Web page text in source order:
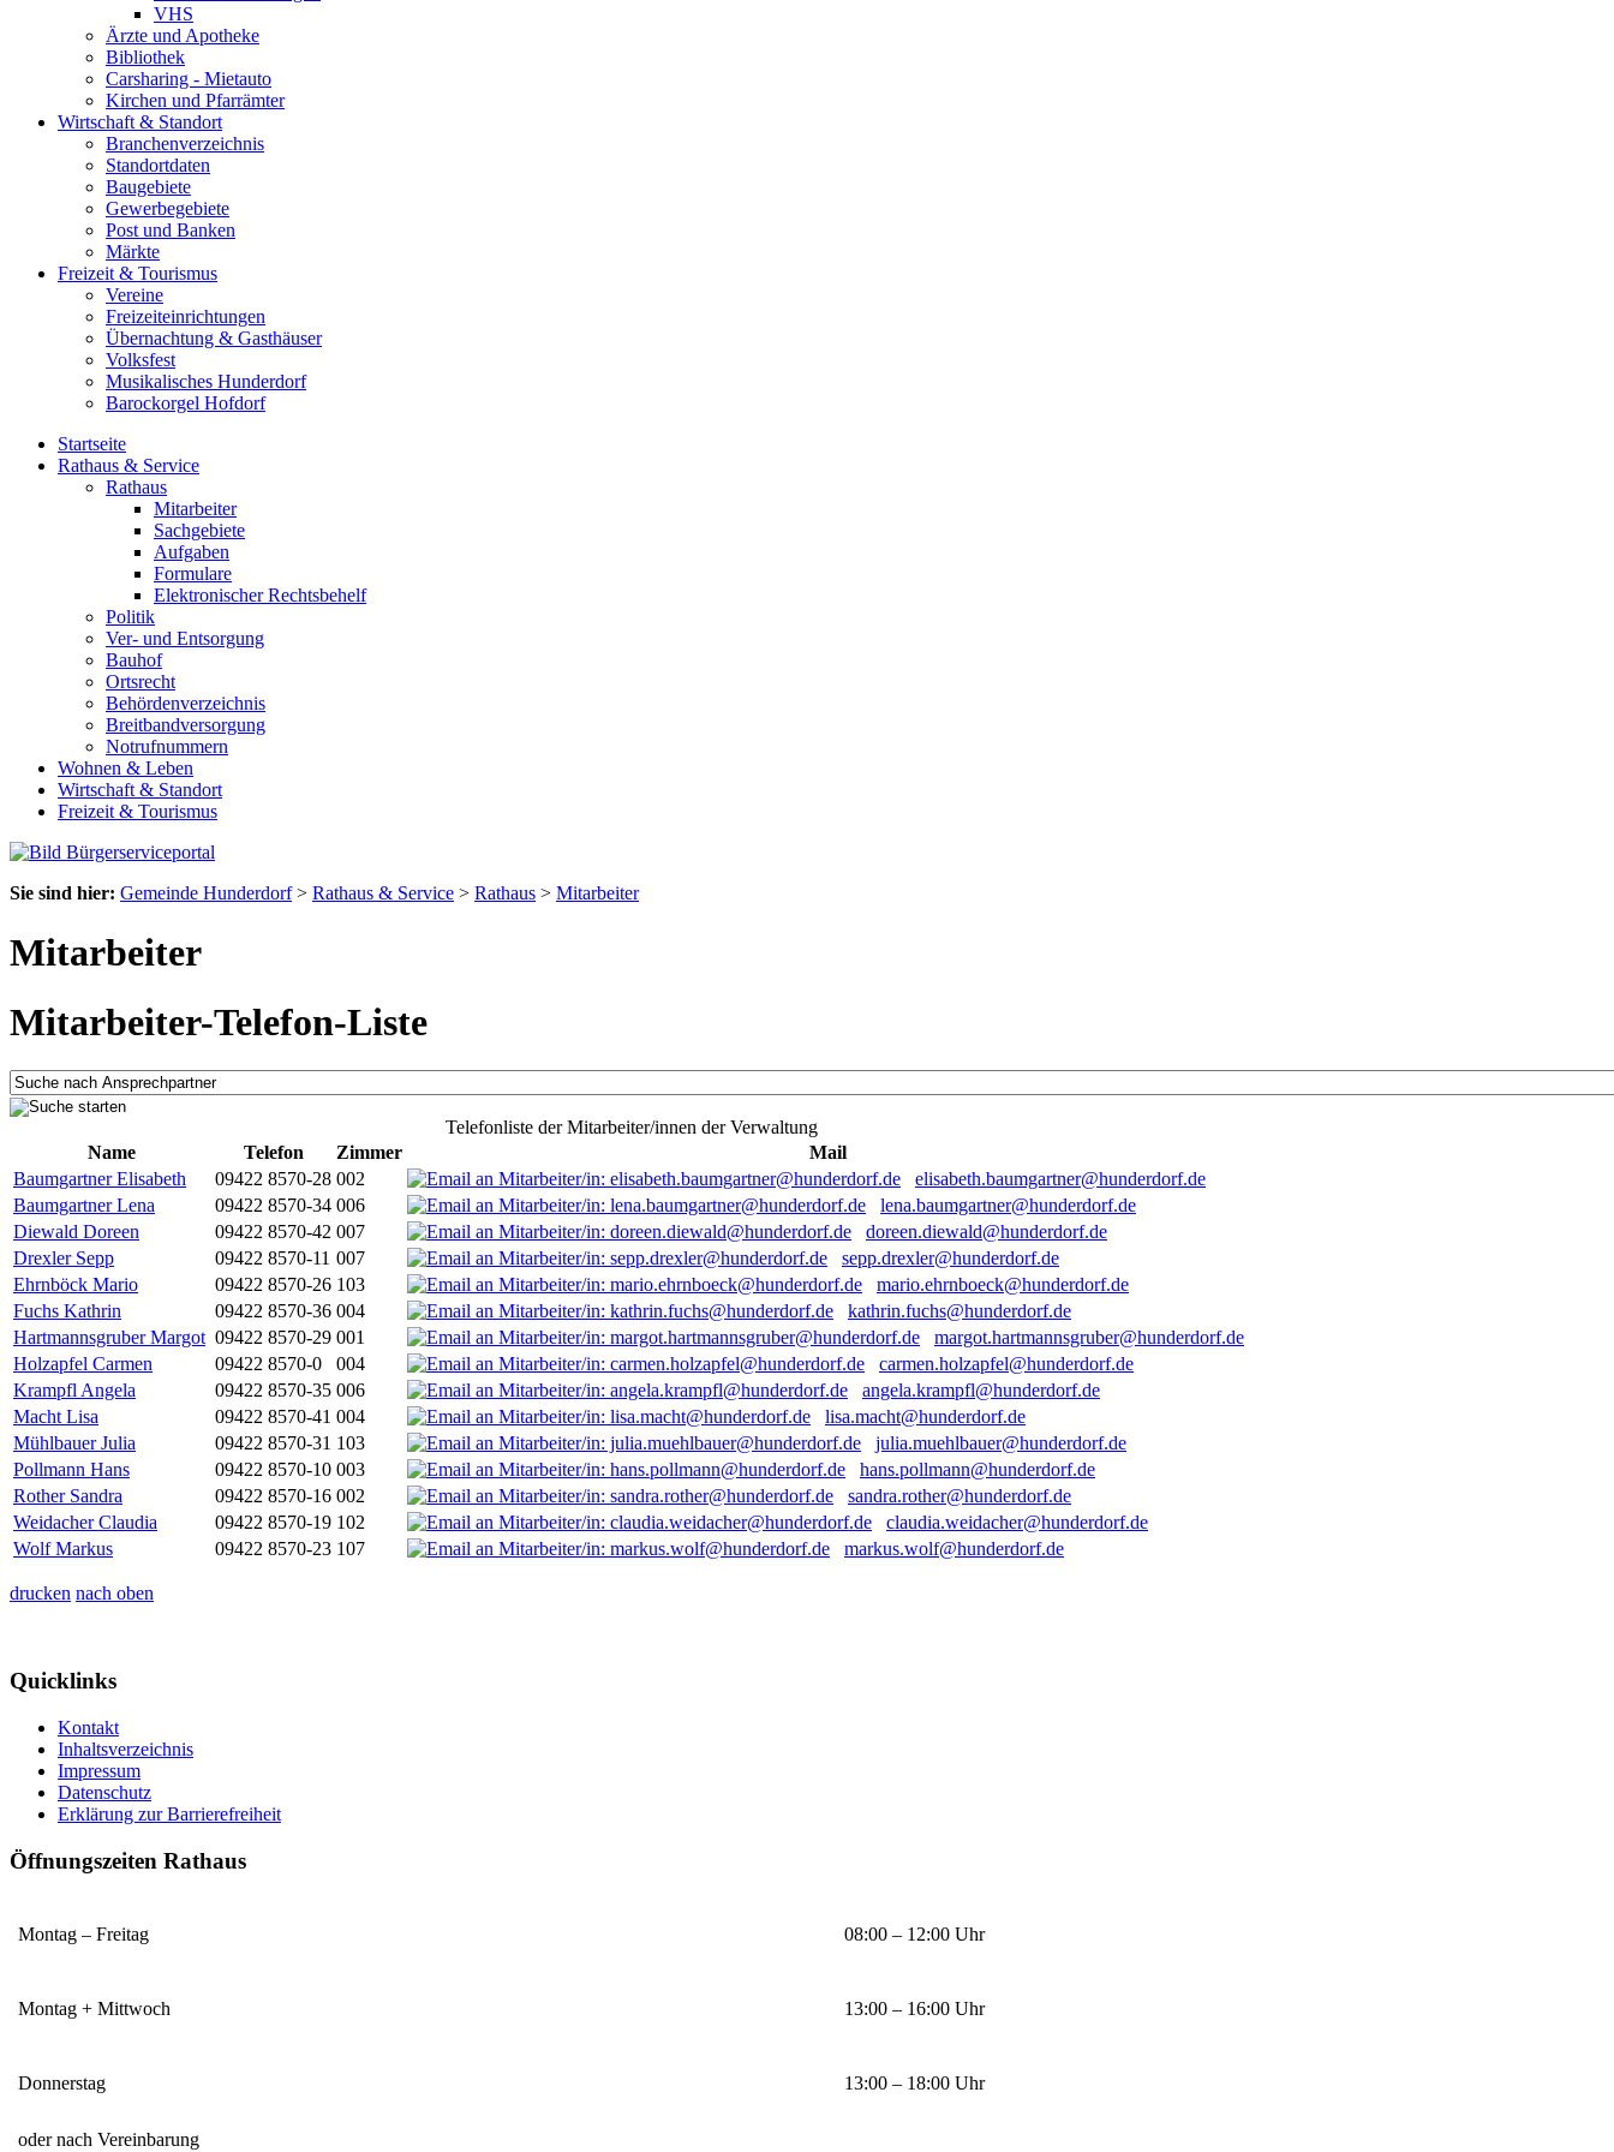
VHS
Ärzte und Apotheke
Bibliothek
Carsharing - Mietauto
Kirchen und Pfarrämter
Wirtschaft & Standort
Branchenverzeichnis
Standortdaten
Baugebiete
Gewerbegebiete
Post und Banken
Märkte
Freizeit & Tourismus
Vereine
Freizeiteinrichtungen
Übernachtung & Gasthäuser
Volksfest
Musikalisches Hunderdorf
Barockorgel Hofdorf
Startseite
Rathaus & Service
Rathaus
Mitarbeiter
Sachgebiete
Aufgaben
Formulare
Elektronischer Rechtsbehelf
Politik
Ver- und Entsorgung
Bauhof
Ortsrecht
Behördenverzeichnis
Breitbandversorgung
Notrufnummern
Wohnen & Leben
Wirtschaft & Standort
Freizeit & Tourismus
Sie sind hier: Gemeinde Hunderdorf> Rathaus & Service > Rathaus > Mitarbeiter
Mitarbeiter
Mitarbeiter-Telefon-Liste
Telefonliste der Mitarbeiter/innen der Verwaltung
Name
Telefon Zimmer
Mail
Baumgartner Elisabeth
09422 8570-28 002
elisabeth.baumgartner@hunderdorf.de
Baumgartner Lena
09422 8570-34 006
lena.baumgartner@hunderdorf.de
Diewald Doreen
09422 8570-42 007
doreen.diewald@hunderdorf.de
Drexler Sepp
09422 8570-11 007
sepp.drexler@hunderdorf.de
Ehrnböck Mario
09422 8570-26 103
mario.ehrnboeck@hunderdorf.de
Fuchs Kathrin
09422 8570-36 004
kathrin.fuchs@hunderdorf.de
Hartmannsgruber Margot 09422 8570-29 001
margot.hartmannsgruber@hunderdorf.de
Holzapfel Carmen
09422 8570-0 004
carmen.holzapfel@hunderdorf.de
Krampfl Angela
09422 8570-35 006
angela.krampfl@hunderdorf.de
Macht Lisa
09422 8570-41 004
lisa.macht@hunderdorf.de
Mühlbauer Julia
09422 8570-31 103
julia.muehlbauer@hunderdorf.de
Pollmann Hans
09422 8570-10 003
hans.pollmann@hunderdorf.de
Rother Sandra
09422 8570-16 002
sandra.rother@hunderdorf.de
Weidacher Claudia
09422 8570-19 102
claudia.weidacher@hunderdorf.de
Wolf Markus
09422 8570-23 107 markus.wolf@hunderdorf.de
drucken nach oben
Quicklinks
Kontakt
Inhaltsverzeichnis
Impressum
Datenschutz
Erklärung zur Barrierefreiheit
Öffnungszeiten Rathaus
Montag – Freitag 08:00 – 12:00 Uhr
Montag + Mittwoch 13:00 – 16:00 Uhr
Donnerstag 13:00 – 18:00 Uhr
oder nach Vereinbarung